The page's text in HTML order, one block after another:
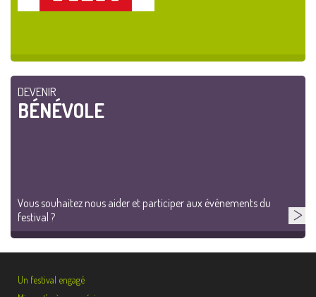
DEVENIR
BÉNÉVOLE
Vous souhaitez nous aider et participer aux événements du
festival ?
Un festival engagé